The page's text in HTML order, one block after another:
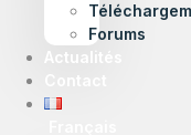
Forums
Actualités